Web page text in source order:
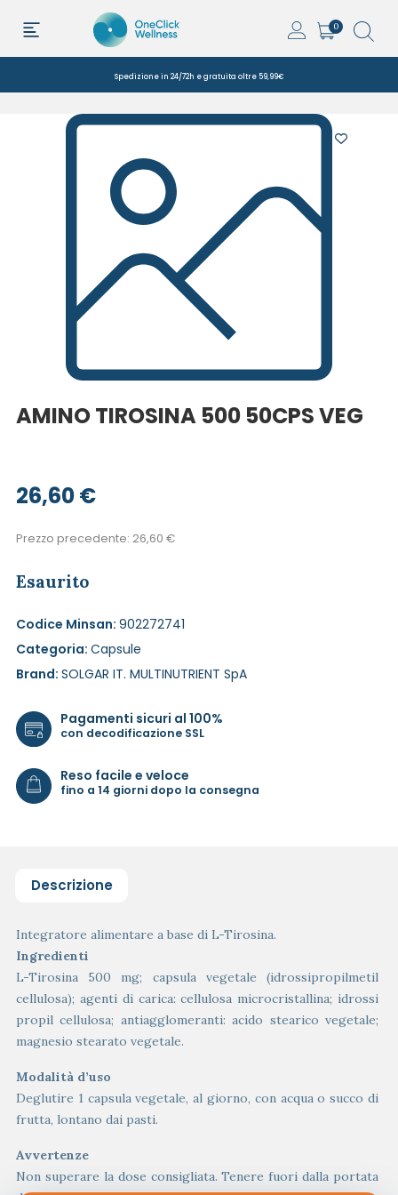
0
Spedizione in 24/72h e gratuita oltre 59,99€
AMINO TIROSINA 500 50CPS VEG
26,60€
Prezzo precedente: 26,60 €
Esaurito
Codice Minsan: 902272741
Categoria: Capsule
Brand: SOLGAR IT. MULTINUTRIENT SpA
Pagamenti sicuri al 100%
con decodificazione SSL
Reso facile e veloce
fino a 14 giorni dopo la consegna
Descrizione
Integratore alimentare a base di L-Tirosina.
Ingredienti
L-Tirosina 500 mg; capsula vegetale (idrossipropilmetil
cellulosa); agenti di carica: cellulosa microcristallina; idrossi
propil cellulosa; antiagglomeranti: acido stearico vegetale;
magnesio stearato vegetale.
Modalità d’uso
Deglutire 1 capsula vegetale, al giorno, con acqua o succo di
frutta, lontano dai pasti.
Avvertenze
Non superare la dose consigliata. Tenere fuori dalla portata